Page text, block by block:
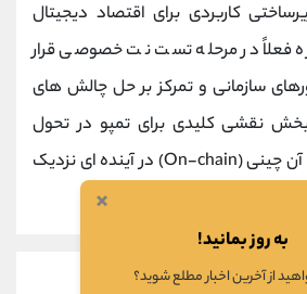
کاربردی برای اقتصاد دیجیتال
فعلاً در مرحله تست ‌نت خصوصی قرار
سازمانی و تمرکز بر حل چالش ‌های
نقشی کلیدی برای تمپو در تحول
زیرساخت ‌های پرداخت‌ آن ‌چینی (On-chain) در آینده ‌ای نزدیک
×
به روز بمانید!
از آخرین اخبار مطلع شوید؟